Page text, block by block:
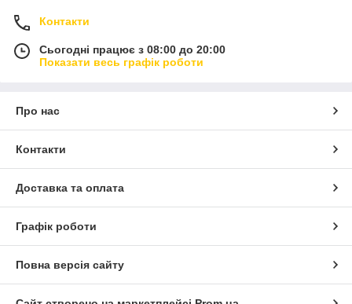
Контакти
Сьогодні працює з 08:00 до 20:00
Показати весь графік роботи
Про нас
Контакти
Доставка та оплата
Графік роботи
Повна версія сайту